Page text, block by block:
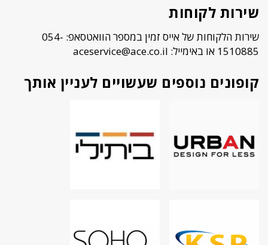
שירות לקוחות
שירות הלקוחות של אייס זמין במספר הוואטסאפ: 054-
1510885 או באימייל:
aceservice@ace.co.il
קופונים נוספים שעשויים לעניין אותך